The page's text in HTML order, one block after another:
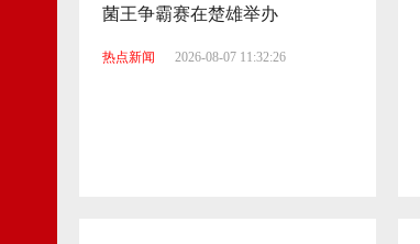
菌王争霸赛在楚雄举办
热点新闻 2026-08-07 11:32:26